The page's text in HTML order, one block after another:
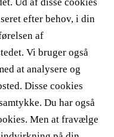
Ud af disse cookies
efter behov, i din
af
Vi bruger også
at analysere og
Disse cookies
Du har også
Men at fravælge